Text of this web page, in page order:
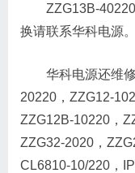
ZZG13B-
换请联系华科电源。
华科电源还维
20220，ZZG12-
ZZG12B-10220，
ZZG32-2020，
CL6810-10/220，